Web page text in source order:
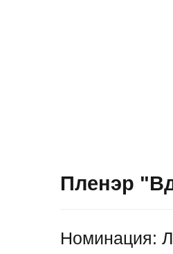
Пленэр
Номинация: